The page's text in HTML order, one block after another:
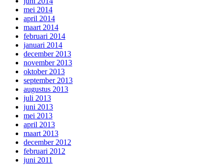
mei 2014
april 2014
maart 2014
februari 2014
januari 2014
december 2013
november 2013
oktober 2013
september 2013
augustus 2013
juli 2013
juni 2013
mei 2013
april 2013
maart 2013
december 2012
februari 2012
juni 2011